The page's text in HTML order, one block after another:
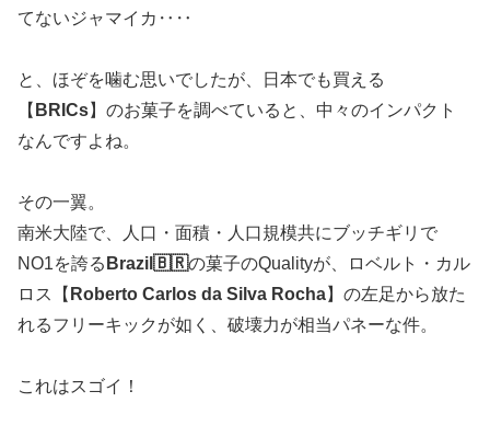
てないジャマイカ‥‥
と、ほぞを噛む思いでしたが、日本でも買える
【 BRICs】のお菓子を調べていると、中々のインパクト
なんですよね。
その一翼。
南米大陸で、人口・面積・人口規模共にブッチギリで
NO1を誇る Brazil🇧🇷の菓子のQualityが、ロベルト・カル
ロス【 Roberto Carlos da Silva Rocha】の左足から放た
れるフリーキックが如く、破壊力が相当パネーな件。
これはスゴイ！